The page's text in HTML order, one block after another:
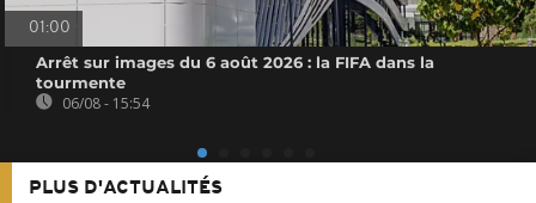
01:00
Arrêt sur images du 6 août 2026 : la FIFA dans la
tourmente
06/08 - 15:54
PLUS D'ACTUALITÉS